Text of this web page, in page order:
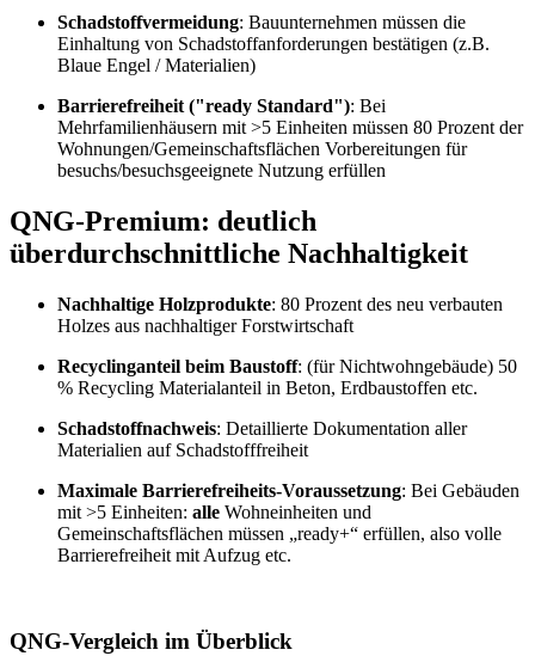
Schadstoffvermeidung: Bauunternehmen müssen die
Einhaltung von Schadstoffanforderungen bestätigen (z.B.
Blaue Engel / Materialien)
Barrierefreiheit ("ready Standard"): Bei
Mehrfamilienhäusern mit >5 Einheiten müssen 80 Prozent der
Wohnungen/Gemeinschaftsflächen Vorbereitungen für
besuchs/besuchsgeeignete Nutzung erfüllen
QNG-Premium: deutlich
überdurchschnittliche Nachhaltigkeit
Nachhaltige Holzprodukte: 80 Prozent des neu verbauten
Holzes aus nachhaltiger Forstwirtschaft
Recyclinganteil beim Baustoff: (für Nichtwohngebäude) 50
% Recycling Materialanteil in Beton, Erdbaustoffen etc.
Schadstoffnachweis: Detaillierte Dokumentation aller
Materialien auf Schadstofffreiheit
Maximale Barrierefreiheits-Voraussetzung: Bei Gebäuden
mit >5 Einheiten: alle Wohneinheiten und
Gemeinschaftsflächen müssen „ready+“ erfüllen, also volle
Barrierefreiheit mit Aufzug etc.
QNG-Vergleich im Überblick